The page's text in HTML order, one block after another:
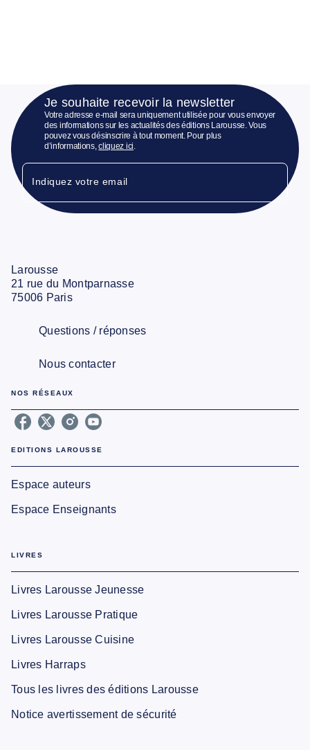
Je souhaite recevoir la newsletter
Votre adresse e-mail sera uniquement utilisée pour vous envoyer
des informations sur les actualités des éditions Larousse. Vous
pouvez vous désinscrire à tout moment. Pour plus
d’informations,cliquez ici.
Indiquez votre email
Larousse
21 rue du Montparnasse
75006 Paris
Questions / réponses
Nous contacter
NOS RÉSEAUX
EDITIONS LAROUSSE
Espace auteurs
Espace Enseignants
LIVRES
Livres Larousse Jeunesse
Livres Larousse Pratique
Livres Larousse Cuisine
Livres Harraps
Tous les livres des éditions Larousse
Notice avertissement de sécurité